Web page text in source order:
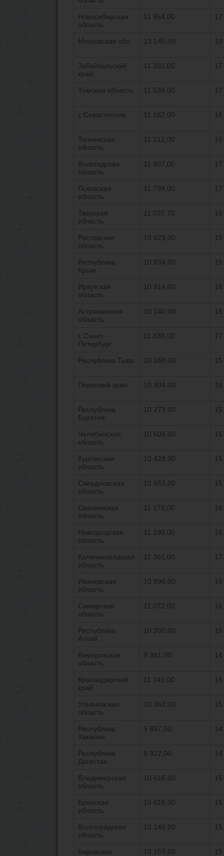
Новосибирская
область
11 854,00
Московская обл. 13 146,00
Забайкальский
край
11 392,00
Томская область 11 539,00
г. Севастополь 11 162,00
Тюменская
область
11 212,00
Вологодская
область
11 907,00
Псковская
область
11 798,00
Тверская
область
11 037,70
Ростовская
область
10 623,00
Республика
Крым
10 634,00
Иркутская
область
10 814,00
Астраханская
область
10 140,00
г. Санкт-
Петербург
11 830,00
Республика Тыва 10 168,00
Пермский край 10 804,00
Республика
Бурятия
10 273,00
Челябинская
область
10 608,00
Курганская
область
10 428,00
Свердловская
область
10 653,00
Смоленская
область
11 178,00
Новгородская
область
11 190,00
Калининградская
область
11 361,00
Ивановская
область
10 896,00
Самарская
область
11 072,00
Республика
Алтай
10 200,00
Кемеровская
область
9 981,00
Краснодарский
край
11 141,00
Ульяновская
область
10 362,00
Республика
Хакасия
9 857,00
Республика
Дагестан
9 922,00
Владимирская
область
10 616,00
Брянская
область
10 615,00
Волгоградская
область
10 146,00
Кировская
10 159,00